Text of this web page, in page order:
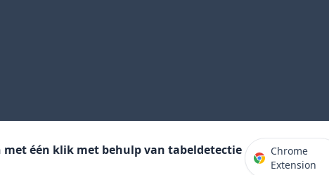
met één klik met behulp van tabeldetectie
Chrome
Extension